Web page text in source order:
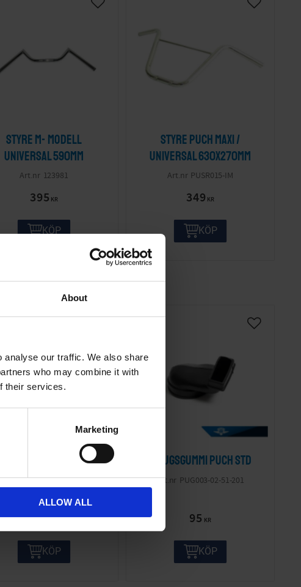
About
analyse our traffic. We also share
who may combine it with
their services.
Marketing
ALLOW ALL
Styre M- modell
Universal 590mm
123981
395 KR
KÖP
Styre Puch Maxi /
Universal 630x270mm
PUSR015-IM
349 KR
KÖP
Mutter M12x1mm
M043-E
10
KÖP
Insugsgummi Puch STD
PUG003-02-51-201
95 KR
KÖP